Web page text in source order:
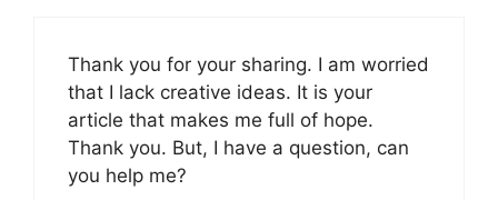
Thank you for your sharing. I am worried
that I lack creative ideas. It is your
article that makes me full of hope.
Thank you. But, I have a question, can
you help me?